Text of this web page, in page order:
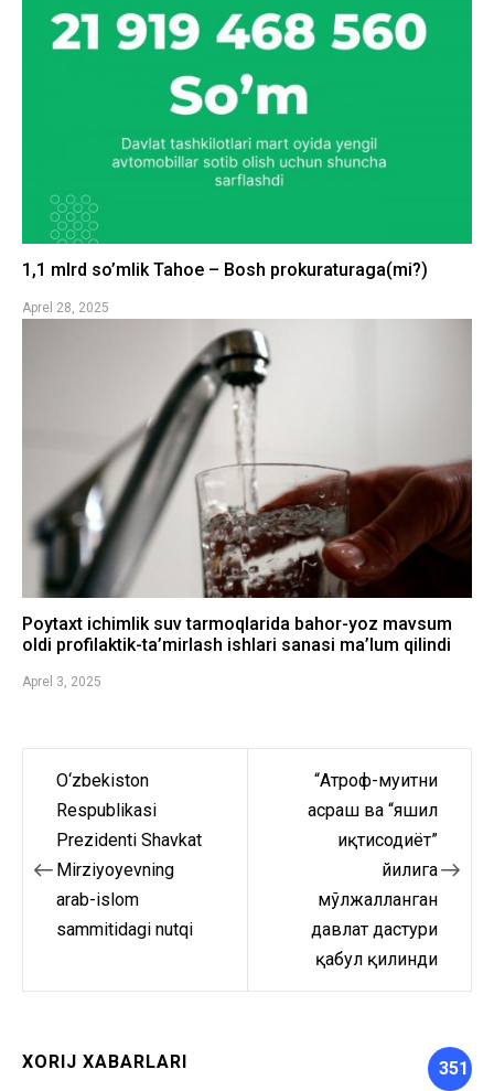
1,1 mlrd so’mlik Tahoe – Bosh prokuraturaga(mi?)
Aprel 28, 2025
Poytaxt ichimlik suv tarmoqlarida bahor-yoz mavsum
oldi profilaktik-ta’mirlash ishlari sanasi ma’lum qilindi
Aprel 3, 2025
Post
menyusi
O‘zbekiston
Respublikasi
Prezidenti Shavkat
Mirziyoyevning
arab-islom
sammitidagi nutqi
“Атроф-муҳитни
асраш ва “яшил
иқтисодиёт”
йилига
мўлжалланган
давлат дастури
қабул қилинди
XORIJ XABARLARI
351